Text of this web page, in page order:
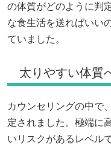
の体質がどのように判
な食生活を送ればいい
ていました。
太りやすい体質
カウンセリングの中で
定されました。極端に
いリスクがあるレベル